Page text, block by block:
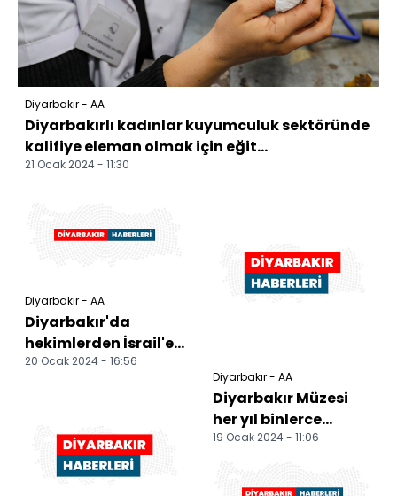
Diyarbakır - AA
Diyarbakırlı kadınlar kuyumculuk sektöründe
kalifiye eleman olmak için eğit...
21 Ocak 2024 - 11:30
Diyarbakır - AA
Diyarbakır'da
hekimlerden İsrail'e
karşı "sessiz
20 Ocak 2024 - 16:56
Diyarbakır - AA
Diyarbakır Müzesi
her yıl binlerce
ziyaretçiyi tarihte
19 Ocak 2024 - 11:06